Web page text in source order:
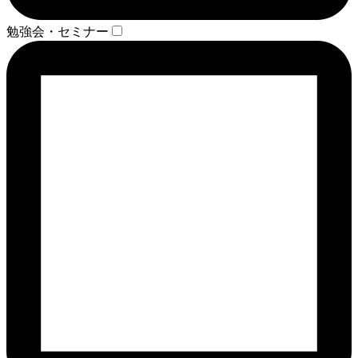
勉強会・セミナー